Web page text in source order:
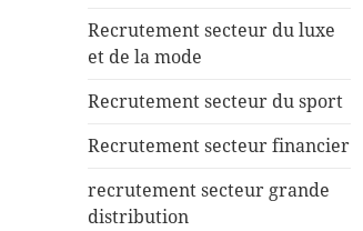
Recrutement secteur du luxe
et de la mode
Recrutement secteur du sport
Recrutement secteur financier
recrutement secteur grande
distribution